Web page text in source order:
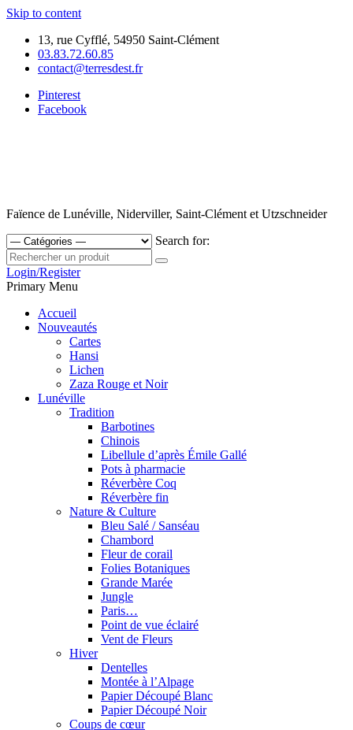
Skip to content
13, rue Cyfflé, 54950 Saint-Clément
03.83.72.60.85
contact@terresdest.fr
Pinterest
Facebook
Faïence de Lunéville, Niderviller, Saint-Clément et Utzschneider
Search for:
Login/Register
Primary Menu
Accueil
Nouveautés
Cartes
Hansi
Lichen
Zaza Rouge et Noir
Lunéville
Tradition
Barbotines
Chinois
Libellule d’après Émile Gallé
Pots à pharmacie
Réverbère Coq
Réverbère fin
Nature & Culture
Bleu Salé / Sanséau
Chambord
Fleur de corail
Folies Botaniques
Grande Marée
Jungle
Paris…
Point de vue éclairé
Vent de Fleurs
Hiver
Dentelles
Montée à l’Alpage
Papier Découpé Blanc
Papier Découpé Noir
Coups de cœur